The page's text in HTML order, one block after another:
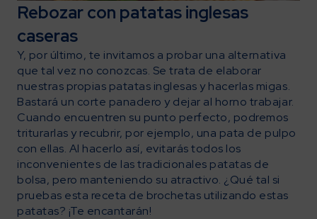
Rebozar con patatas inglesas
caseras
Y, por último, te invitamos a probar una alternativa
que tal vez no conozcas. Se trata de elaborar
nuestras propias patatas inglesas y hacerlas migas.
Bastará un corte panadero y dejar al horno trabajar.
Cuando encuentren su punto perfecto, podremos
triturarlas y recubrir, por ejemplo, una pata de pulpo
con ellas. Al hacerlo así, evitarás todos los
inconvenientes de las tradicionales patatas de
bolsa, pero manteniendo su atractivo. ¿Qué tal si
pruebas esta receta de brochetas utilizando estas
patatas? ¡Te encantarán!